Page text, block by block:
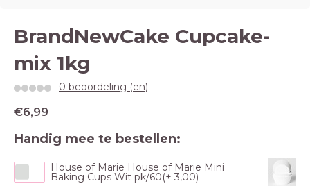
BrandNewCake Cupcake-
mix 1kg
0 beoordeling (en)
€6,99
Handig mee te bestellen:
House of Marie House of Marie Mini
Baking Cups Wit pk/60(+ 3,00)